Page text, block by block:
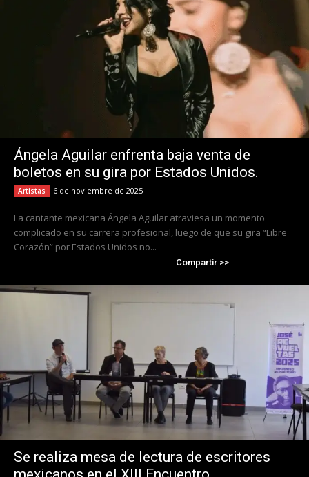
Ángela Aguilar enfrenta baja venta de
boletos en su gira por Estados Unidos.
Artistas 6 de noviembre de 2025
La cantante mexicana Ángela Aguilar atraviesa un momento
complicado en su carrera profesional, luego de que su gira “Libre
Corazón” por Estados Unidos no...
Compartir >>
Se realiza mesa de lectura de escritores